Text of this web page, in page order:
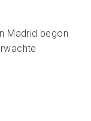
Madrid begon